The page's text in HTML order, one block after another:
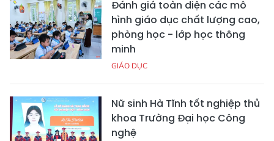
Đánh giá toàn diện các mô
hình giáo dục chất lượng cao,
phòng học - lớp học thông
minh
GIÁO DỤC
Nữ sinh Hà Tĩnh tốt nghiệp thủ
khoa Trường Đại học Công
nghệ